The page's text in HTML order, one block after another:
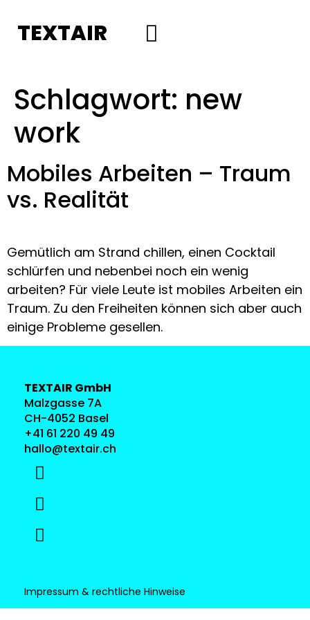
TEXTAIR
Schlagwort: new
work
Mobiles Arbeiten – Traum
vs. Realität
Gemütlich am Strand chillen, einen Cocktail
schlürfen und nebenbei noch ein wenig
arbeiten? Für viele Leute ist mobiles Arbeiten ein
Traum. Zu den Freiheiten können sich aber auch
einige Probleme gesellen.
TEXTAIR GmbH
Malzgasse 7A
CH-4052 Basel
+41 61 220 49 49
hallo@textair.ch
Impressum & rechtliche Hinweise